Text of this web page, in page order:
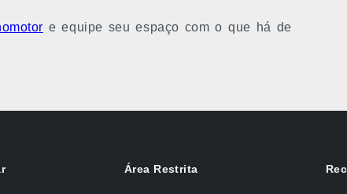
e equipe seu espaço com o que há de
Área Restrita